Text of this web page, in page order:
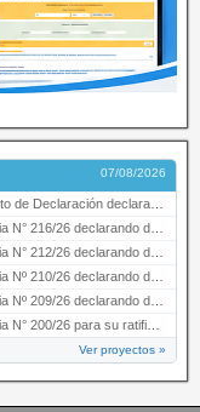
07/08/2026
de interés provincial PRESIDENCI…
de interés provincial la labor …
de interés provincial el “50° A…
de interés provincial el proyec…
de interés provincial la presen…
200/26 para su ratificación.
Ver proyectos »